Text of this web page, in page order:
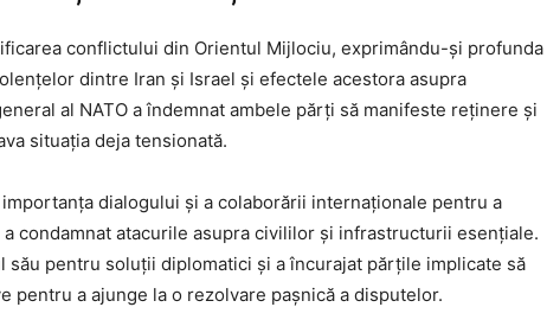
conflictului din Orientul Mijlociu, exprimându-și profunda
dintre Iran și Israel și efectele acestora asupra
al NATO a îndemnat ambele părți să manifeste reținere și
situația deja tensionată.
dialogului și a colaborării internaționale pentru a
condamnat atacurile asupra civililor și infrastructurii esențiale.
său pentru soluții diplomatici și a încurajat părțile implicate să
pentru a ajunge la o rezolvare pașnică a disputelor.